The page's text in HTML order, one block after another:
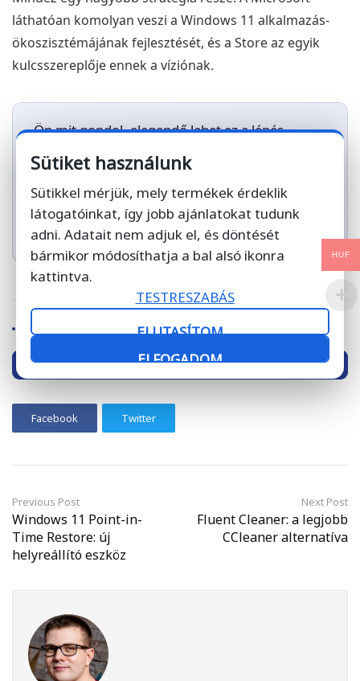
láthatóan komolyan veszi a Windows 11 alkalmazás-
ökoszisztémájának fejlesztését, és a Store az egyik
kulcsszereplője ennek a víziónak.
Ön mit gondol, elegendő lehet ez a lépés
versenytársa legyen az Apple és Google
áruházainak?Ha érdekli a legfrissebb
szoftveres hírek és ajánlatok,nézze meg a
webshopunkat.
Forrás:
OLDAL LETÖLTÉSE
Facebook Twitter
Previous Post
Windows 11 Point-in-
Time Restore: új
helyreállító eszköz
Next Post
Fluent Cleaner: a legjobb
CCleaner alternatíva
HUF
Sütiket használunk
Sütikkel mérjük, mely termékek érdeklik
látogatóinkat, így jobb ajánlatokat tudunk
adni. Adatait nem adjuk el, és döntését
bármikor módosíthatja a bal alsó ikonra
kattintva.
TESTRESZABÁS
ELUTASÍTOM
ELFOGADOM